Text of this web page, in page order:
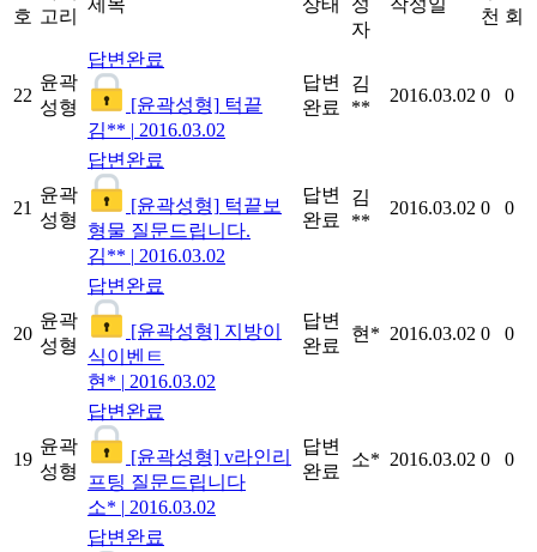
호 고리
제목 상태
성
자
작성일
천 회
22
윤곽
성형
답변완료
[윤곽성형] 턱끝
김** | 2016.03.02
답변
완료
김
**
2016.03.02 0 0
21
윤곽
성형
답변완료
[윤곽성형] 턱끝보
형물 질문드립니다.
김** | 2016.03.02
답변
완료
김
**
2016.03.02 0 0
20
윤곽
성형
답변완료
[윤곽성형] 지방이
식이벤ㅌ
현* | 2016.03.02
답변
완료
현* 2016.03.02 0 0
19
윤곽
성형
답변완료
[윤곽성형] v라인리
프팅 질문드립니다
소* | 2016.03.02
답변
완료
소* 2016.03.02 0 0
답변완료